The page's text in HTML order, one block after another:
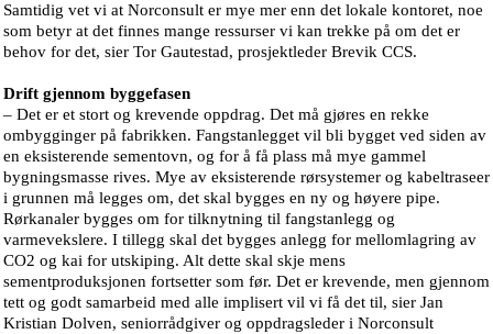
Samtidig vet vi at Norconsult er mye mer enn det lokale kontoret, noe
som betyr at det finnes mange ressurser vi kan trekke på om det er
behov for det, sier Tor Gautestad, prosjektleder Brevik CCS.
Drift gjennom byggefasen
– Det er et stort og krevende oppdrag. Det må gjøres en rekke
ombygginger på fabrikken. Fangstanlegget vil bli bygget ved siden av
en eksisterende sementovn, og for å få plass må mye gammel
bygningsmasse rives. Mye av eksisterende rørsystemer og kabeltraseer
i grunnen må legges om, det skal bygges en ny og høyere pipe.
Rørkanaler bygges om for tilknytning til fangstanlegg og
varmevekslere. I tillegg skal det bygges anlegg for mellomlagring av
CO2 og kai for utskiping. Alt dette skal skje mens
sementproduksjonen fortsetter som før. Det er krevende, men gjennom
tett og godt samarbeid med alle implisert vil vi få det til, sier Jan
Kristian Dolven, seniorrådgiver og oppdragsleder i Norconsult